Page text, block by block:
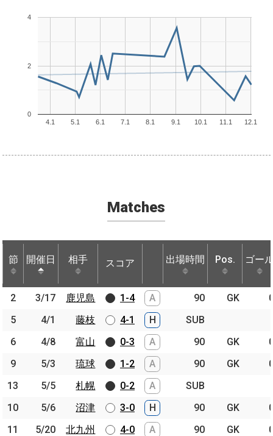
4.1 5.1 6.1 7.1 8.1 9.1 10.1 11.1 12.1
0
2
4
Matches
節 開催日 相手 スコア 出場時間 Pos. ゴー
節 開催日 相手 スコア 出場時間 Pos. ゴー
2 3/17 鹿児島 1-4 A 90 GK
5
4/1 藤枝 4-1 H
SUB
6
4/8 富山 0-3 A 90 GK
9
5/3 琉球 1-2 A 90 GK
13
5/5 札幌 0-2 A
SUB
10
5/6 沼津 3-0 H 90 GK
11
5/20 北九州 4-0 A 90 GK
節 開催日 相手
2 3/17
鹿児島
5
4/1
藤枝
6
4/8
富山
9
5/3
琉球
13
5/5
札幌
10
5/6
沼津
11
5/20 北九州